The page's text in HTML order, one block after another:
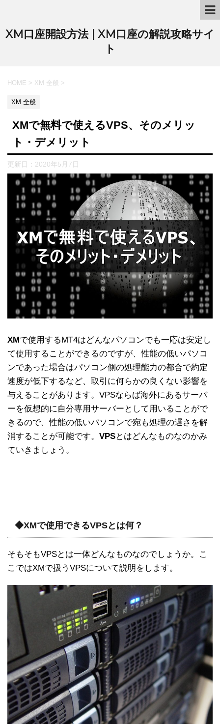
XM口座開設方法 | XM口座の解説攻略サイ
ト
HOME > XM 全般 >
XM 全般
XMで無料で使えるVPS、そのメリッ
ト・デメリット
更新日： 2020年5月7日
XMで使用するMT4はどんなパソコンでも一応は安定し
て使用することができるのですが、性能の低いパソコ
ンであった場合はパソコン側の処理能力の都合で約定
速度が低下するなど、取引に何らかの良くない影響を
与えることがあります。VPSならば海外にあるサーバ
ーを仮想的に自分専用サーバーとして用いることがで
きるので、性能の低いパソコンで宛も処理の遅さを解
消することが可能です。 VPSとはどんなものなのかみ
ていきましょう。
◆XMで使用できるVPSとは何？
そもそもVPSとは一体どんなものなのでしょうか。こ
こではXMで扱うVPSについて説明をします。